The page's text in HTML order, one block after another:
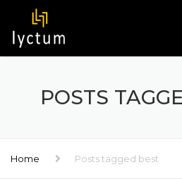
POSTS
Home Posts tagged best